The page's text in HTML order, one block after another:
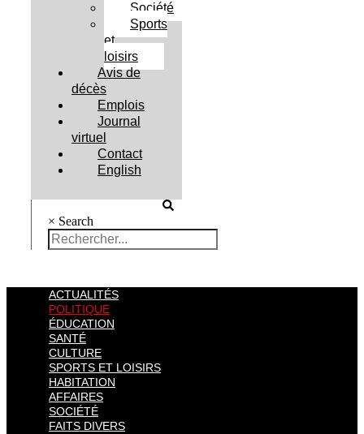
Société
Sports
et
loisirs
Avis de
décès
Emplois
Journal
virtuel
Contact
English
× Search
ACTUALITÉS
POLITIQUE
ÉDUCATION
SANTÉ
CULTURE
SPORTS ET LOISIRS
HABITATION
AFFAIRES
SOCIÉTÉ
FAITS DIVERS